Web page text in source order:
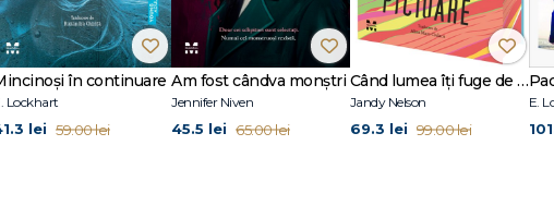
la curte și romantismul de epocă.“ -BOOKLIST
unei povești de dragoste din perioada Regenței cu magia, fantezia și sufletul
în continuare
Lockhart
lei 59.00 lei
Am fost cândva monștri
Jennifer Niven
45.5 lei 65.00 lei
Când lumea îți fuge de sub picioare (ediție sprayed edges)
Jandy Nelson
69.3 lei 99.00 lei
E.